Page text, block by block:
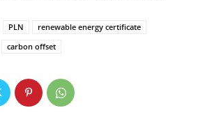
PLN
renewable energy certificate
carbon offset